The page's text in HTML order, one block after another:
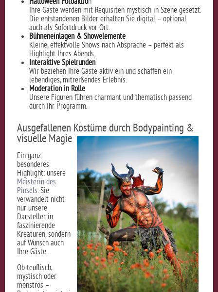
Ihre Gäste werden mit Requisiten mystisch in Szene gesetzt.
Die entstandenen Bilder erhalten Sie digital – optional
auch als Sofortdruck vor Ort.
Bühneneinlagen & Showelemente
Kleine, effektvolle Shows nach Absprache – perfekt als
Highlight Ihres Abends.
Interaktive Spielrunden
Wir beziehen Ihre Gäste aktiv ein und schaffen ein
lebendiges, mitreißendes Erlebnis.
Moderation in Rolle
Unsere Figuren führen charmant und thematisch passend
durch Ihr Programm.
Ausgefallenen Kostüme durch Bodypainting &
visuelle Magie
Ein ganz
besonderes
Highlight: unsere
Meisterin des
Pinsels. Sie
verwandelt nicht
nur unsere
Darsteller in
faszinierende
Kreaturen, sondern
auf Wunsch auch
Ihre Gäste.
Ob teuflisch,
mystisch oder
monströs –